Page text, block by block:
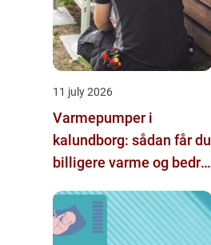
11 july 2026
Varmepumper i
kalundborg: sådan får du
billigere varme og bedre